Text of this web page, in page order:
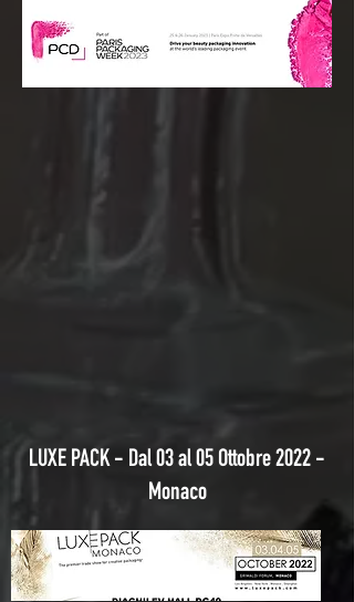
LUXE PACK - Dal 03 al 05 Ottobre 2022 -
Monaco